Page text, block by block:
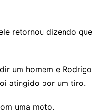
retornou dizendo que
um homem e Rodrigo
atingido por um tiro.
uma moto.